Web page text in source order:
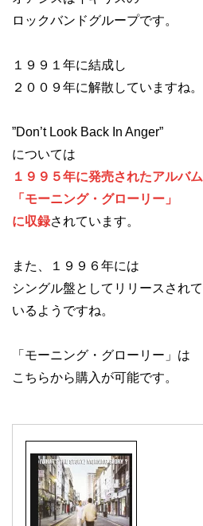
ロックバンドグループです。
１９９１年に結成し
２００９年に解散していますね。
”Don’t Look Back In Anger”
については
１９９５年に発売されたアルバム
「モーニング・グローリー」
に収録されています。
また、１９９６年には
シングル盤としてリリースされて
いるようですね。
「モーニング・グローリー」は
こちらから購入が可能です。